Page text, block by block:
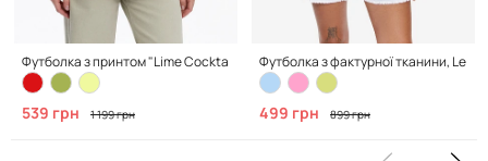
Футболка з принтом "Lime Cocktail", Clean White
539 грн 1 199 грн
Футболка з фактурної тканини,
499 грн 899 грн